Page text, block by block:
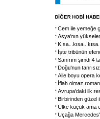
DİĞER HOBİ
Cem ile yemeğe
Asya'nın yükselen
Kısa...kısa...kısa...
İşte tribünün
Sanırım şimdi 4
Doğu'nun
Aile boyu opera
İflah olmaz
Avrupa'daki ilk
Birbirinden güzel
Ülke küçük ama
Uçağa